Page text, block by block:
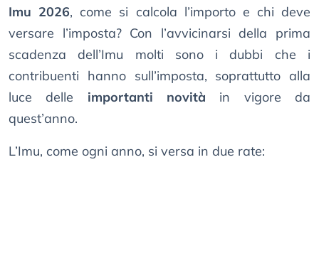
Imu 2026, come si calcola l’importo e chi deve
versare l’imposta? Con l’avvicinarsi della prima
scadenza dell’Imu molti sono i dubbi che i
contribuenti hanno sull’imposta, soprattutto alla
luce delle importanti novità in vigore da
quest’anno.
L’Imu, come ogni anno, si versa in due rate: